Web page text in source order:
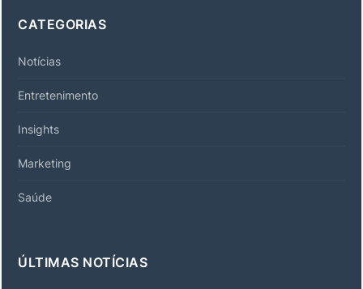
CATEGORIAS
Notícias
Entretenimento
Insights
Marketing
Saúde
ÚLTIMAS NOTÍCIAS